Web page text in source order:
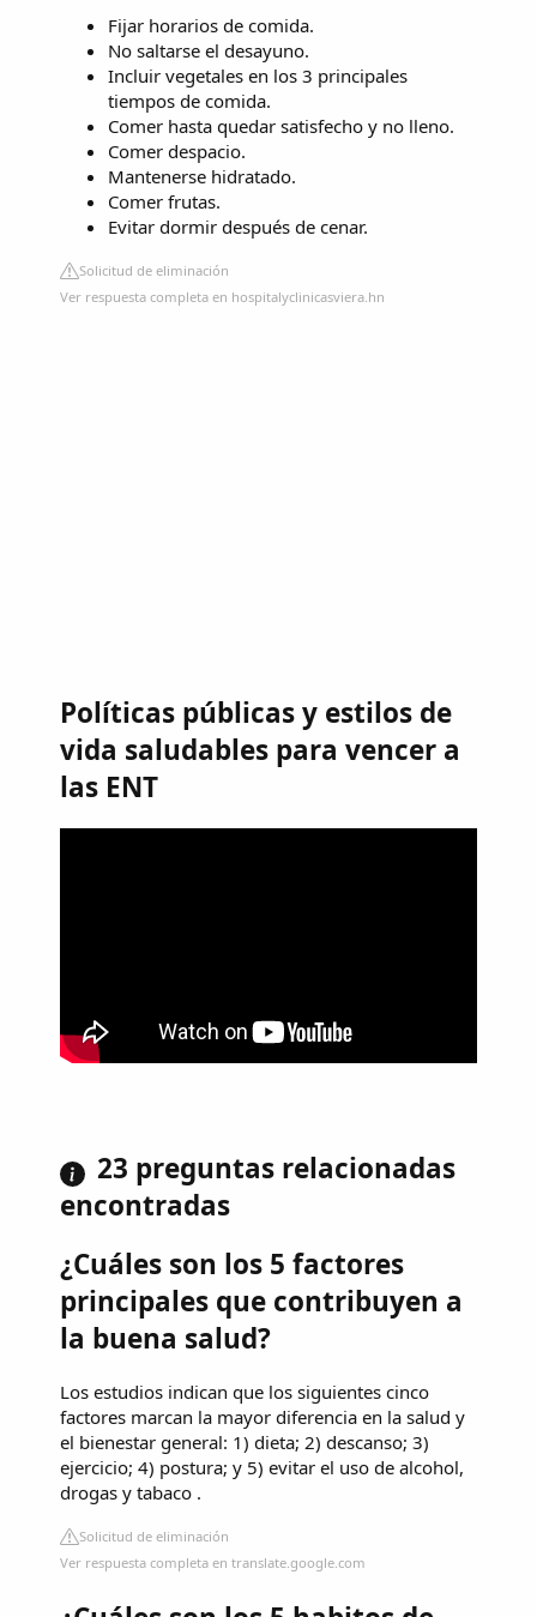
Fijar horarios de comida.
No saltarse el desayuno.
Incluir vegetales en los 3 principales
tiempos de comida.
Comer hasta quedar satisfecho y no lleno.
Comer despacio.
Mantenerse hidratado.
Comer frutas.
Evitar dormir después de cenar.
Solicitud de eliminación
Ver respuesta completa en hospitalyclinicasviera.hn
Políticas públicas y estilos de
vida saludables para vencer a
las ENT
23 preguntas relacionadas
encontradas
¿Cuáles son los 5 factores
principales que contribuyen a
la buena salud?
Los estudios indican que los siguientes cinco
factores marcan la mayor diferencia en la salud y
el bienestar general: 1) dieta; 2) descanso; 3)
ejercicio; 4) postura; y 5) evitar el uso de alcohol,
drogas y tabaco .
Solicitud de eliminación
Ver respuesta completa en translate.google.com